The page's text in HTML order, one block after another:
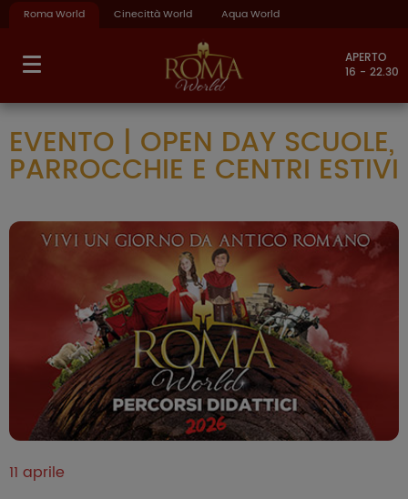
Roma World Cinecittà World Aqua World
APERTO
16 - 22.30
EVENTO | OPEN DAY SCUOLE,
PARROCCHIE E CENTRI ESTIVI
11 aprile